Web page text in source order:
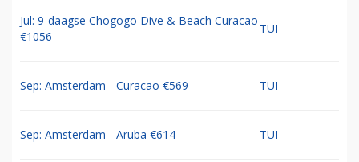
Jul: 9-daagse Chogogo Dive & Beach Curacao
€1056
TUI
Sep: Amsterdam - Curacao €569 TUI
Sep: Amsterdam - Aruba €614 TUI